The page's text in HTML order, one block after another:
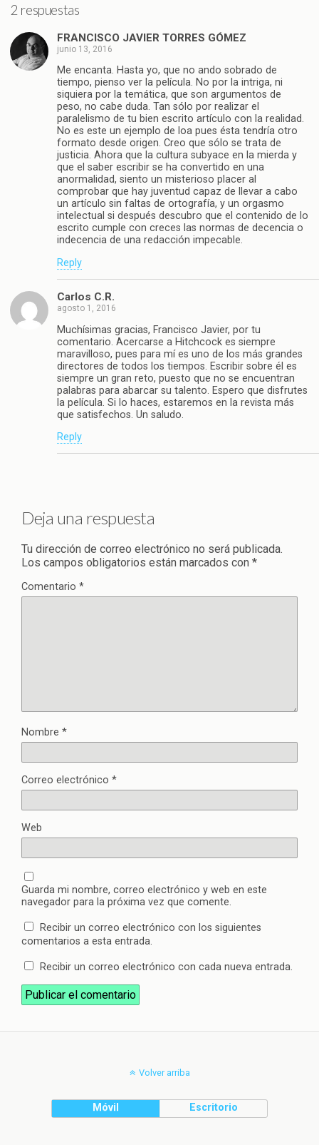
2 respuestas
FRANCISCO JAVIER TORRES GÓMEZ
junio 13, 2016
Me encanta. Hasta yo, que no ando sobrado de
tiempo, pienso ver la película. No por la intriga, ni
siquiera por la temática, que son argumentos de
peso, no cabe duda. Tan sólo por realizar el
paralelismo de tu bien escrito artículo con la realidad.
No es este un ejemplo de loa pues ésta tendría otro
formato desde origen. Creo que sólo se trata de
justicia. Ahora que la cultura subyace en la mierda y
que el saber escribir se ha convertido en una
anormalidad, siento un misterioso placer al
comprobar que hay juventud capaz de llevar a cabo
un artículo sin faltas de ortografía, y un orgasmo
intelectual si después descubro que el contenido de lo
escrito cumple con creces las normas de decencia o
indecencia de una redacción impecable.
Reply
Carlos C.R.
agosto 1, 2016
Muchísimas gracias, Francisco Javier, por tu
comentario. Acercarse a Hitchcock es siempre
maravilloso, pues para mí es uno de los más grandes
directores de todos los tiempos. Escribir sobre él es
siempre un gran reto, puesto que no se encuentran
palabras para abarcar su talento. Espero que disfrutes
la película. Si lo haces, estaremos en la revista más
que satisfechos. Un saludo.
Reply
Deja una respuesta
Tu dirección de correo electrónico no será publicada.
Los campos obligatorios están marcados con *
Comentario *
Nombre *
Correo electrónico *
Web
Guarda mi nombre, correo electrónico y web en este
navegador para la próxima vez que comente.
Recibir un correo electrónico con los siguientes
comentarios a esta entrada.
Recibir un correo electrónico con cada nueva entrada.
Volver arriba
Móvil Escritorio